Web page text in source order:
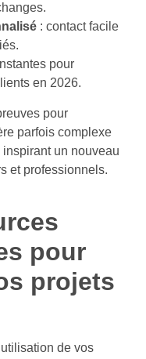
: contact facile
pour
en 2026.
pour
parfois complexe
un nouveau
et professionnels.
pour
projets
de vos